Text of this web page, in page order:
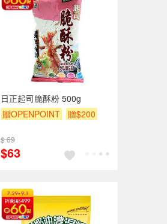
日正起司脆酥粉 500g
贈OPENPOINT
贈$200
$ 69
$63